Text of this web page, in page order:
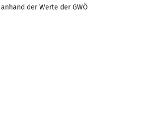
der Werte der GWÖ